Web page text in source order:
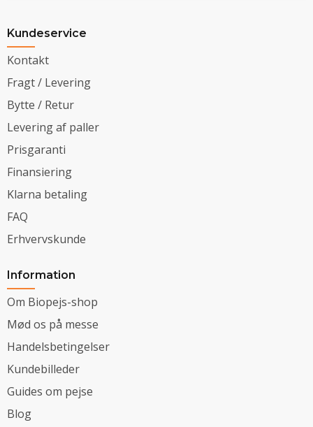
Kundeservice
Kontakt
Fragt / Levering
Bytte / Retur
Levering af paller
Prisgaranti
Finansiering
Klarna betaling
FAQ
Erhvervskunde
Information
Om Biopejs-shop
Mød os på messe
Handelsbetingelser
Kundebilleder
Guides om pejse
Blog